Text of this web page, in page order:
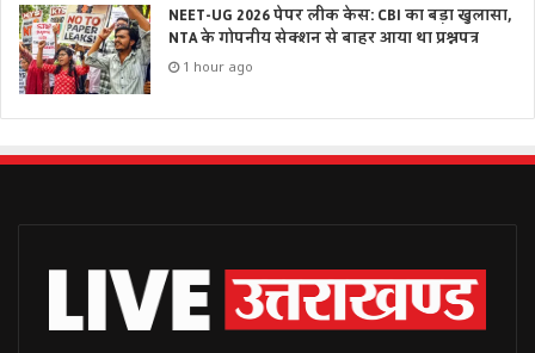
NEET-UG 2026 पेपर लीक केस: CBI का बड़ा खुलासा,
NTA के गोपनीय सेक्शन से बाहर आया था प्रश्नपत्र
1 hour ago